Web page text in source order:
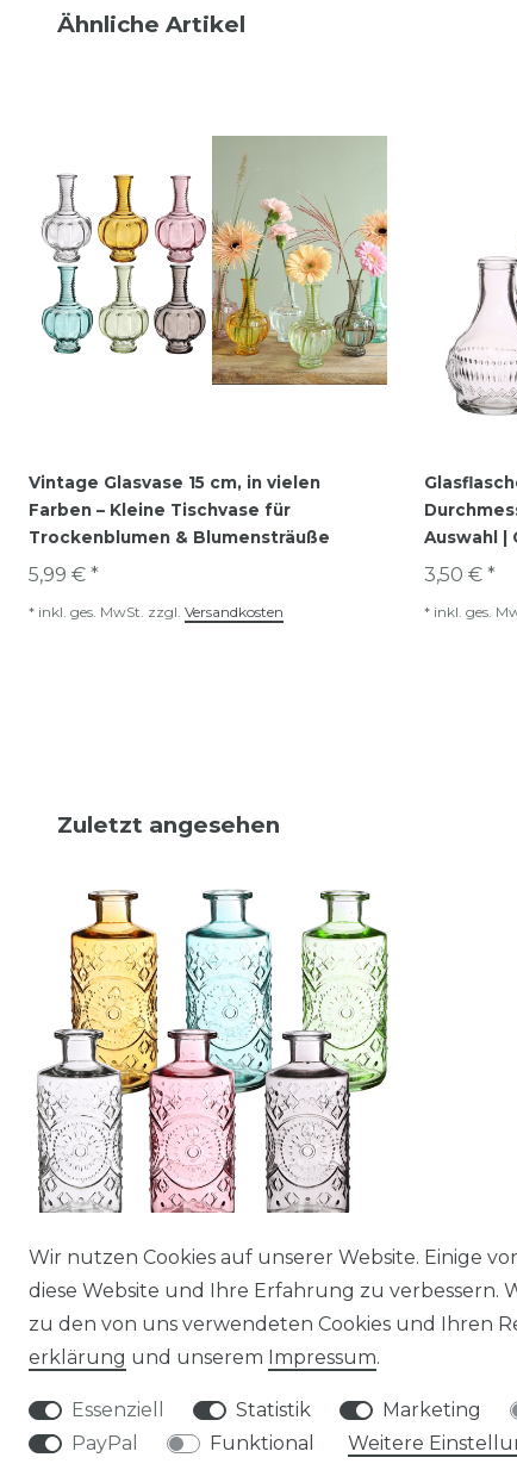
Ähnliche Artikel
Vintage Glasvase 15 cm, in vielen
Farben – Kleine Tischvase für
Trockenblumen & Blumensträuße
5,99 € *
* inkl. ges. MwSt. zzgl. Versandkosten
Auswahl |
3,50 € *
* inkl. ges.
Zuletzt angesehen
Glasflasche "Porto", Höhe 14,5cm,
Durchmesser 7,5cm, viele Farben zur
*inkl. ges. MwSt.zzgl. Versandkosten
Wir nutzen Cookies auf unserer Website. Einige
diese Website und Ihre Erfahrung zu
zu den von uns verwendeten Cookies und Ihren
erklärung und unserem Impressum.
Essenziell Statistik Marketing
PayPal
Funktional Weitere